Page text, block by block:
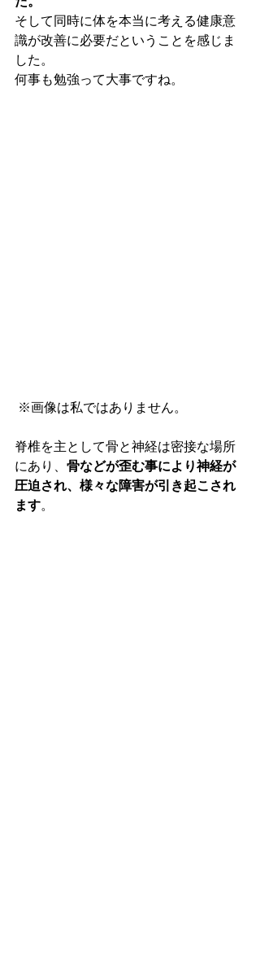
そして同時に体を本当に考える健康意
識が改善に必要だということを感じま
した。
何事も勉強って大事ですね。
※画像は私ではありません。
脊椎を主として骨と神経は密接な場所
にあり、 骨などが歪む事により神経が
圧迫され、様々な障害が引き起こされ
ます。